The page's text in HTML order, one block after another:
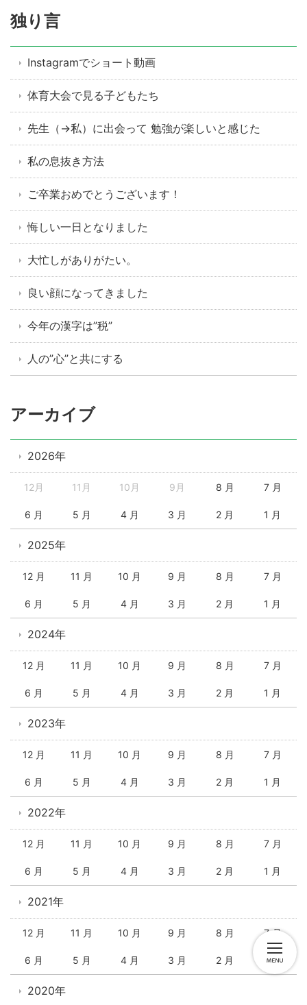
独り言
Instagramでショート動画
体育大会で見る子どもたち
先生（→私）に出会って 勉強が楽しいと感じた
私の息抜き方法
ご卒業おめでとうございます！
悔しい一日となりました
大忙しがありがたい。
良い顔になってきました
今年の漢字は”税”
人の”心”と共にする
アーカイブ
2026年
12月 11月 10月 9月 8 月 7 月
6 月 5 月 4 月 3 月 2 月 1 月
2025年
12 月 11 月 10 月 9 月 8 月 7 月
6 月 5 月 4 月 3 月 2 月 1 月
2024年
12 月 11 月 10 月 9 月 8 月 7 月
6 月 5 月 4 月 3 月 2 月 1 月
2023年
12 月 11 月 10 月 9 月 8 月 7 月
6 月 5 月 4 月 3 月 2 月 1 月
2022年
12 月 11 月 10 月 9 月 8 月 7 月
6 月 5 月 4 月 3 月 2 月 1 月
2021年
12 月 11 月 10 月 9 月 8 月 7 月
6 月 5 月 4 月 3 月 2 月 1 月
2020年